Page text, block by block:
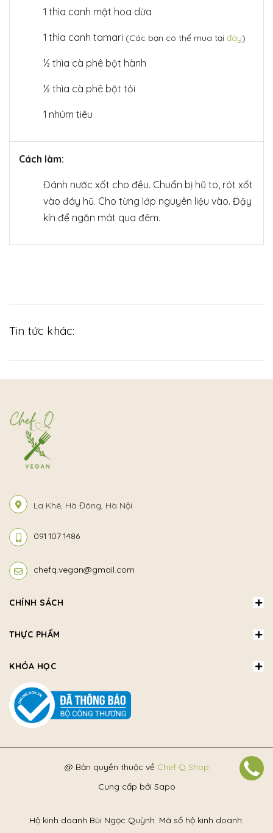
1 thìa canh mật hoa dừa
1 thìa canh tamari (Các bạn có thể mua tại đây)
½ thìa cà phê bột hành
½ thìa cà phê bột tỏi
1 nhúm tiêu
Cách làm:
Đánh nước xốt cho đều. Chuẩn bị hũ to, rót xốt
vào đáy hũ. Cho từng lớp nguyên liệu vào. Đậy
kín để ngăn mát qua đêm.
Tin tức khác:
La Khê, Hà Đông, Hà Nội
091 107 1486
chefq.vegan@gmail.com
CHÍNH SÁCH
THỰC PHẨM
KHÓA HỌC
@ Bản quyền thuộc về Chef Q Shop
Cung cấp bởi Sapo
Hộ kinh doanh Bùi Ngọc Quỳnh. Mã số hộ kinh doanh: